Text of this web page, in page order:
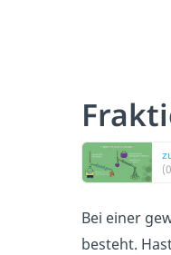
Bei einer
besteht.